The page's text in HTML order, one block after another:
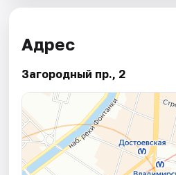
Адрес
Загородный пр., 2